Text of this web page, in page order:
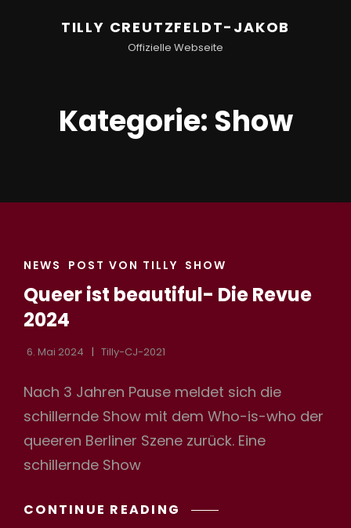
TILLY CREUTZFELDT-JAKOB
Offizielle Webseite
Kategorie: Show
CAT
NEWS POST VON TILLY SHOW
Queer ist beautiful- Die Revue
2024
6. Mai 2024 Tilly-CJ-2021
Nach 3 Jahren Pause meldet sich die
schillernde Show mit dem Who-is-who der
queeren Berliner Szene zurück. Eine
schillernde Show
CONTINUE READING QUEER